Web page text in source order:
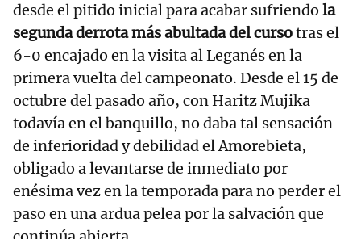
desde el pitido inicial para acabar sufriendo la
segunda derrota más abultada del cursotras el
6-0 encajado en la visita al Leganés en la
primera vuelta del campeonato. Desde el 15 de
octubre del pasado año, con Haritz Mujika
todavía en el banquillo, no daba tal sensación
de inferioridad y debilidad el Amorebieta,
obligado a levantarse de inmediato por
enésima vez en la temporada para no perder el
paso en una ardua pelea por la salvación que